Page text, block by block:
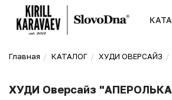
Главная КАТАЛОГ ХУДИ ОВЕРСАЙЗ
ХУДИ Оверсайз